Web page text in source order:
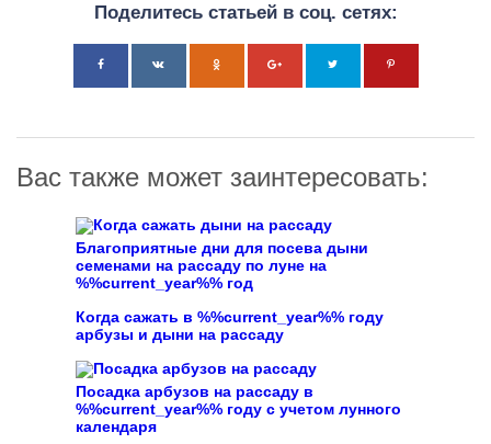
Поделитесь статьей в соц. сетях:
Вас также может заинтересовать:
Благоприятные дни для посева дыни
семенами на рассаду по луне на
%%current_year%% год
Когда сажать в %%current_year%% году
арбузы и дыни на рассаду
Посадка арбузов на рассаду в
%%current_year%% году с учетом лунного
календаря